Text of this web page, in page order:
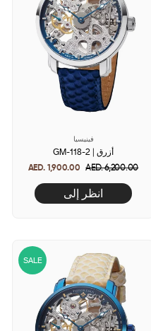
فينيسيا
GM-118-2 | أزرق
AED. 1,900.00 Regular
price
AED. 6,200.00Sale
انظر إلى
SALE